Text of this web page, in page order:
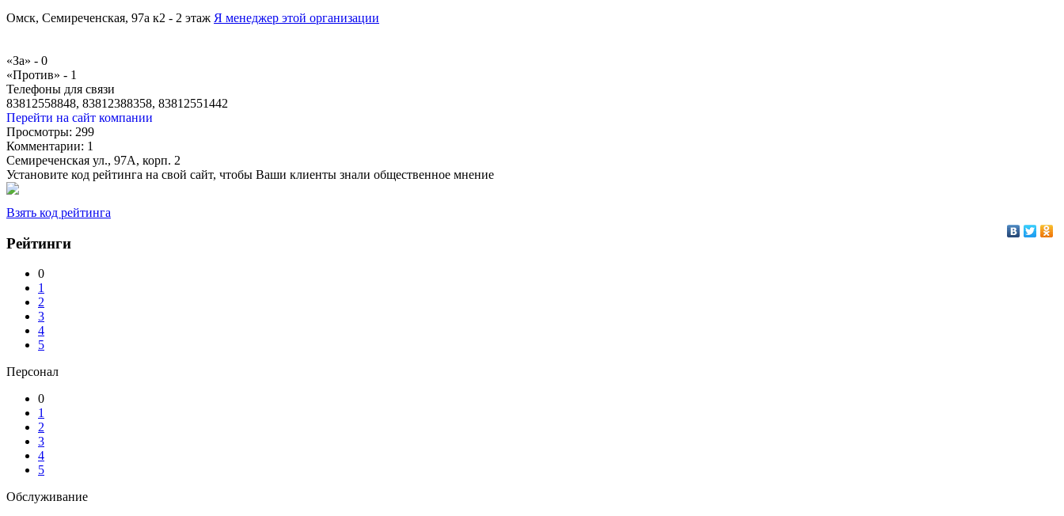
Омск, Семиреченская, 97а к2 - 2 этаж Я менеджер этой организации
«За» - 0
«Против» - 1
Телефоны для связи
83812558848, 83812388358, 83812551442
Перейти на сайт компании
Просмотры: 299
Комментарии: 1
Семиреченская ул., 97А, корп. 2
Установите код рейтинга на свой сайт, чтобы Ваши клиенты знали общественное мнение
Взять код рейтинга
Рейтинги
0
1
2
3
4
5
Персонал
0
1
2
3
4
5
Обслуживание